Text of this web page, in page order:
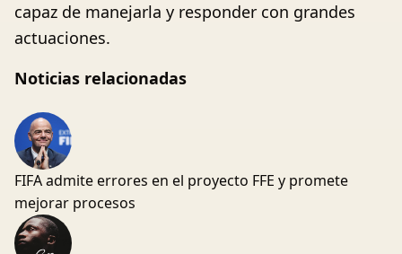
capaz de manejarla y responder con grandes
actuaciones.
Noticias relacionadas
FIFA admite errores en el proyecto FFE y promete
mejorar procesos